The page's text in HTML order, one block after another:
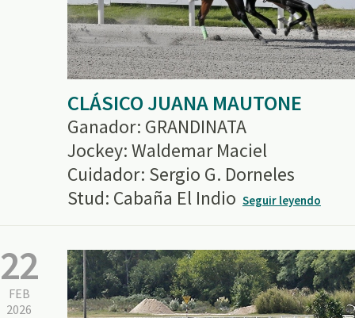
CLÁSICO JUANA MAUTONE
Ganador: GRANDINATA
Jockey: Waldemar Maciel
Cuidador: Sergio G. Dorneles
Stud: Cabaña El Indio Seguir leyendo
22
FEB
2026